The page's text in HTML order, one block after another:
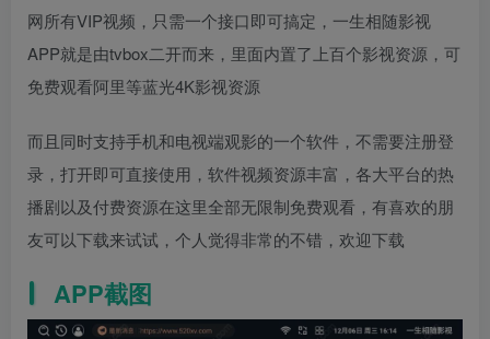
网所有VIP视频，只需一个接口即可搞定，一生相随影视
APP就是由tvbox二开而来，里面内置了上百个影视资源，可
免费观看阿里等蓝光4K影视资源
而且同时支持手机和电视端观影的一个软件，不需要注册登
录，打开即可直接使用，软件视频资源丰富，各大平台的热
播剧以及付费资源在这里全部无限制免费观看，有喜欢的朋
友可以下载来试试，个人觉得非常的不错，欢迎下载
APP截图